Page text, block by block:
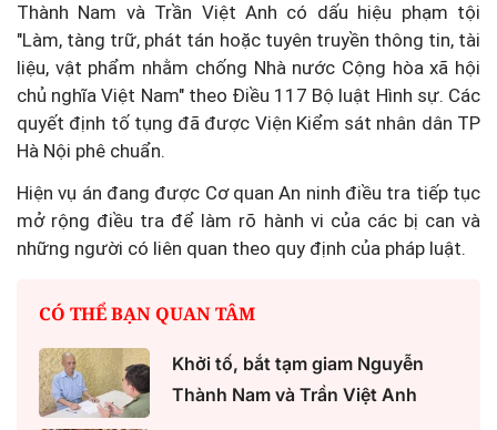
Thành Nam và Trần Việt Anh có dấu hiệu phạm tội
"Làm, tàng trữ, phát tán hoặc tuyên truyền thông tin, tài
liệu, vật phẩm nhằm chống Nhà nước Cộng hòa xã hội
chủ nghĩa Việt Nam" theo Điều 117 Bộ luật Hình sự. Các
quyết định tố tụng đã được Viện Kiểm sát nhân dân TP
Hà Nội phê chuẩn.
Hiện vụ án đang được Cơ quan An ninh điều tra tiếp tục
mở rộng điều tra để làm rõ hành vi của các bị can và
những người có liên quan theo quy định của pháp luật.
CÓ THỂ BẠN QUAN TÂM
Khởi tố, bắt tạm giam Nguyễn
Thành Nam và Trần Việt Anh